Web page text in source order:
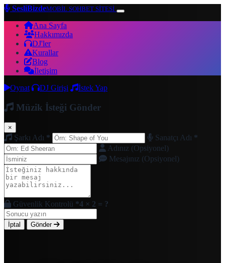
SesliBizdeMOBİL SOHBET SİTESİ
Ana Sayfa
Hakkımızda
DJ'ler
Kurallar
Blog
İletişim
Oynat
DJ Girişi İstek Yap
Müzik İsteği Gönder
×
Şarkı Adı * Sanatçı Adı *
Adınız (Opsiyonel)
Mesajınız (Opsiyonel)
Güvenlik Kontrolü *4 × 2 = ?
İptal Gönder